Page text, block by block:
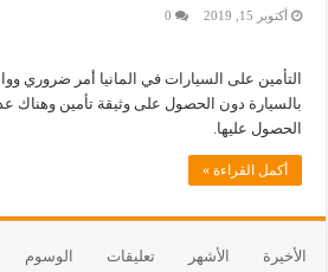
أكتوبر 15, 2019 0
التأمين على السيارات في المانيا أمر ضروري
بالسيارة دون الحصول على وثيقة تأمين وهناك
الحصول عليها.
أكمل القراءة »
الأخيرة الأشهر تعليقات الوسوم